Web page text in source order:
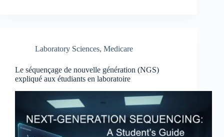
Laboratory Sciences, Medicare
Le séquençage de nouvelle génération (NGS)
expliqué aux étudiants en laboratoire